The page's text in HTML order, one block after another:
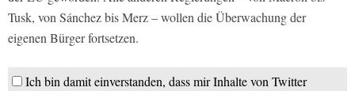
Tusk, von Sánchez bis Merz – wollen die Überwachung der
eigenen Bürger fortsetzen.
Ich bin damit einverstanden, dass mir Inhalte von Twitter